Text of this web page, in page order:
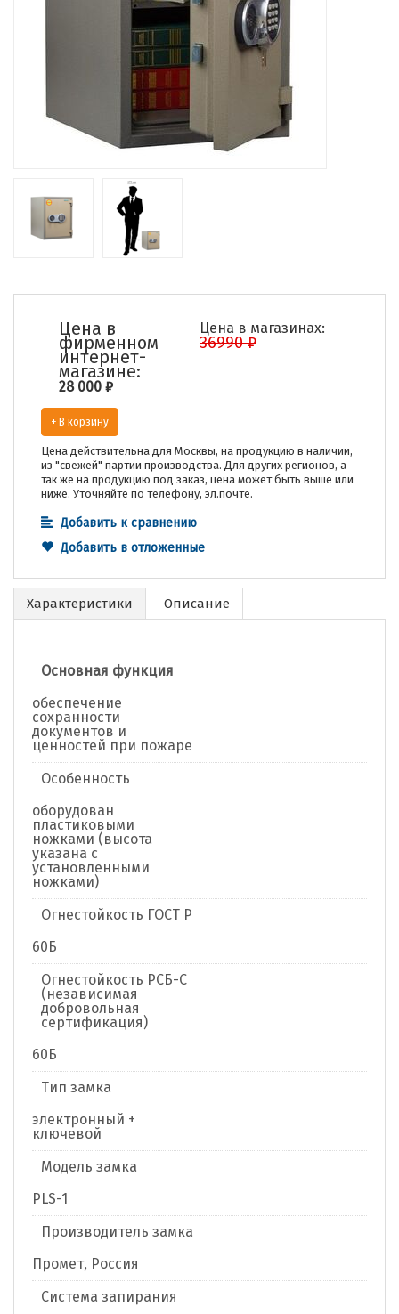
Цена в
фирменном
интернет-
магазине:
28 000 ₽
Цена в магазинах:
36990 ₽
+ В корзину
Цена действительна для Москвы, на продукцию в наличии,
из "свежей" партии производства. Для других регионов, а
так же на продукцию под заказ, цена может быть выше или
ниже. Уточняйте по телефону, эл.почте.
Добавить к сравнению
Добавить в отложенные
Характеристики Описание
Основная функция
обеспечение
сохранности
документов и
ценностей при пожаре
Особенность
оборудован
пластиковыми
ножками (высота
указана с
установленными
ножками)
Огнестойкость ГОСТ Р
60Б
Огнестойкость РСБ-С
(независимая
добровольная
сертификация)
60Б
Тип замка
электронный +
ключевой
Модель замка
PLS-1
Производитель замка
Промет, Россия
Система запирания